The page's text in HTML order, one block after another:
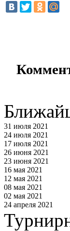
31 июля 2021
24 июля 2021
17 июля 2021
26 июня 2021
23 июня 2021
16 мая 2021
12 мая 2021
08 мая 2021
02 мая 2021
24 апреля 2021